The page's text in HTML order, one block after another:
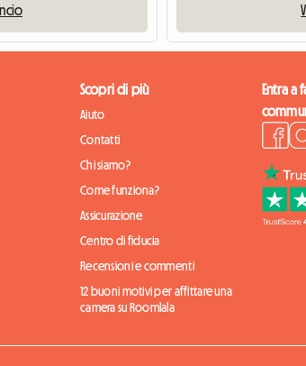
Scopri di più
Aiuto
Contatti
Chi siamo?
Come funziona?
Assicurazione
Centro di fiducia
Recensioni e commenti
12 buoni motivi per affittare una
camera su Roomlala
Entra a